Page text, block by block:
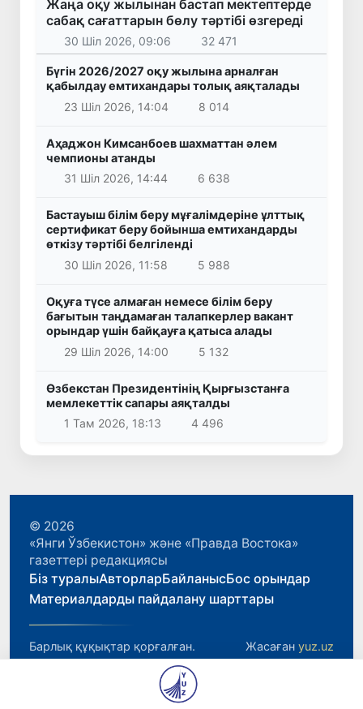
Жаңа оқу жылынан бастап мектептерде
сабақ сағаттарын бөлу тәртібі өзгереді
30 Шіл 2026, 09:06 32 471
Бүгін 2026/2027 оқу жылына арналған
қабылдау емтихандары толық аяқталады
23 Шіл 2026, 14:04
8 014
Аҳаджон Кимсанбоев шахматтан әлем
чемпионы атанды
31 Шіл 2026, 14:44
6 638
Бастауыш білім беру мұғалімдеріне ұлттық
сертификат беру бойынша емтихандарды
өткізу тәртібі белгіленді
30 Шіл 2026, 11:58
5 988
Оқуға түсе алмаған немесе білім беру
бағытын таңдамаған талапкерлер вакант
орындар үшін байқауға қатыса алады
29 Шіл 2026, 14:00
5 132
Өзбекстан Президентінің Қырғызстанға
мемлекеттік сапары аяқталды
1 Там 2026, 18:13
4 496
© 2026
«Янги Ўзбекистон» және «Правда Востока»
газеттері редакциясы
Біз туралыАвторларБайланысБос орындар
Материалдарды пайдалану шарттары
Барлық құқықтар қорғалған. Жасаған yuz.uz